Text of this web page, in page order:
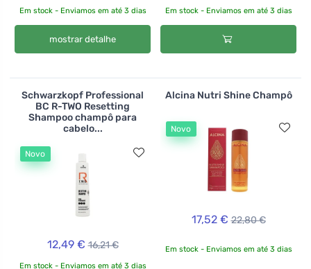
Em stock - Enviamos em até 3 dias
mostrar detalhe
Em stock - Enviamos em até 3 dias
Schwarzkopf Professional
BC R-TWO Resetting
Shampoo champô para
cabelo...
Novo
12,49 € 16,21 €
Em stock - Enviamos em até 3 dias
Alcina Nutri Shine Champô
Novo
17,52 € 22,80 €
Em stock - Enviamos em até 3 dias